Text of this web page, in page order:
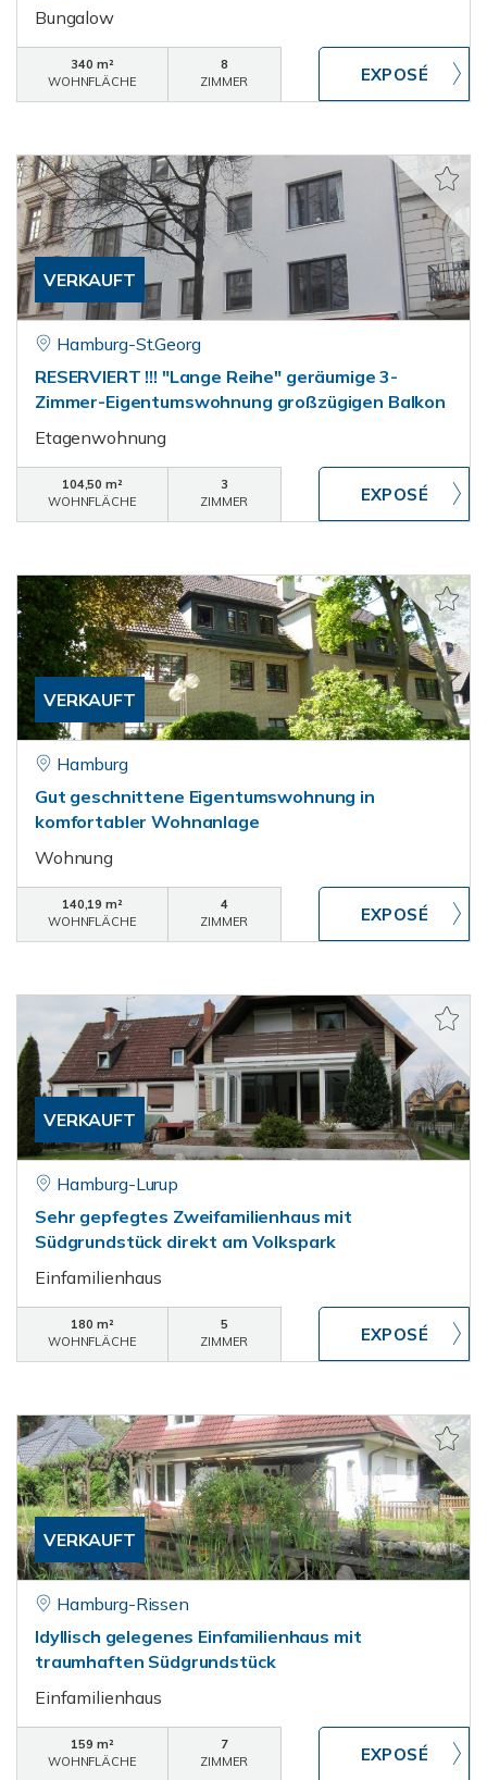
Bungalow
340 m²
WOHNFLÄCHE
8
ZIMMER
VERKAUFT
Hamburg-St.Georg
RESERVIERT !!! "Lange Reihe" geräumige 3-
Zimmer-Eigentumswohnung großzügigen Balkon
Etagenwohnung
104,50 m²
WOHNFLÄCHE
3
ZIMMER
VERKAUFT
Hamburg
Gut geschnittene Eigentumswohnung in
komfortabler Wohnanlage
Wohnung
140,19 m²
WOHNFLÄCHE
4
ZIMMER
VERKAUFT
Hamburg-Lurup
Sehr gepfegtes Zweifamilienhaus mit
Südgrundstück direkt am Volkspark
Einfamilienhaus
180 m²
WOHNFLÄCHE
5
ZIMMER
VERKAUFT
Hamburg-Rissen
Idyllisch gelegenes Einfamilienhaus mit
traumhaften Südgrundstück
Einfamilienhaus
159 m²
WOHNFLÄCHE
7
ZIMMER